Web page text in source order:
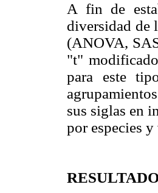
A fin de
diversidad de
(ANOVA,
"t"
para este
sus siglas en
por especies